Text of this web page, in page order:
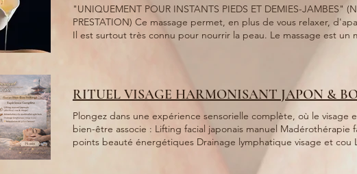
"UNIQUEMENT POUR INSTANTS PIEDS ET DEMIES-JAMBES"
PRESTATION) Ce massage permet, en plus de vous relaxer, d'apaiser des parties du corps assez douloureuse.
Il est surtout très connu pour nourrir la peau. Le massage est un massage dynamisant et tonifiant ce qui donne
RITUEL VISAGE HARMONISANT JAPON &
Plongez dans une expérience sensorielle complète, où le visage et
bien-être associe : Lifting facial japonais manuel Madérothérapie
points beauté énergétiques Drainage lymphatique visage et cou